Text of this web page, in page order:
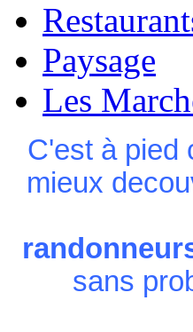
Paysage
Les
C'est à pied
mieux
sans